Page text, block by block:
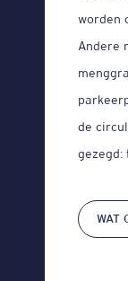
worden
Andere
de
gezegd:
WAT